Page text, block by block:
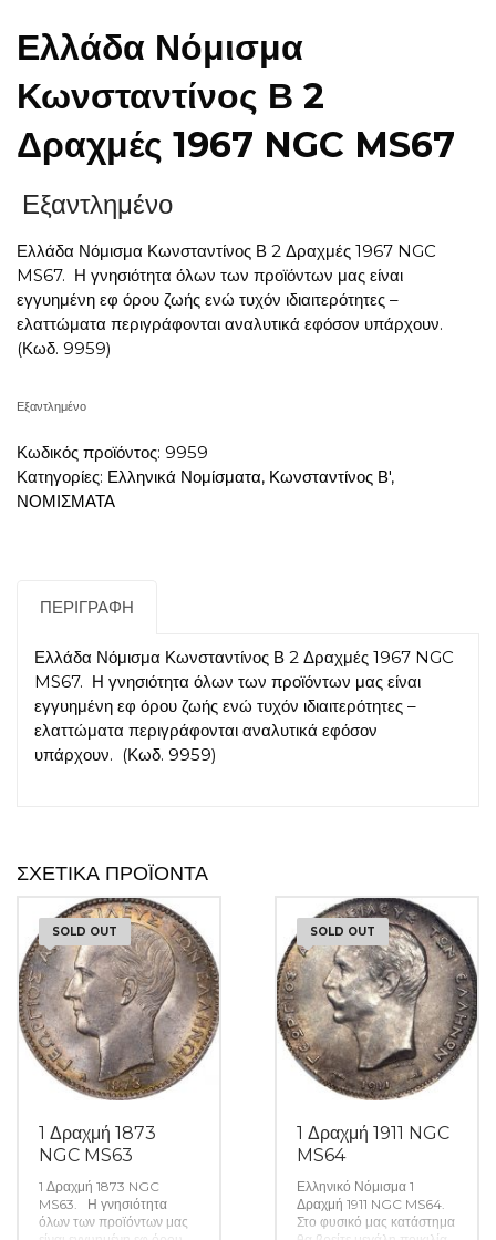
Ελλάδα Νόμισμα
Κωνσταντίνος Β 2
Δραχμές 1967 NGC MS67
Εξαντλημένο
Ελλάδα Νόμισμα Κωνσταντίνος Β 2 Δραχμές 1967 NGC
MS67. Η γνησιότητα όλων των προϊόντων μας είναι
εγγυημένη εφ όρου ζωής ενώ τυχόν ιδιαιτερότητες –
ελαττώματα περιγράφονται αναλυτικά εφόσον υπάρχουν.
(Κωδ. 9959)
Εξαντλημένο
Κωδικός προϊόντος: 9959
Κατηγορίες: Ελληνικά Νομίσματα, Κωνσταντίνος Β',
ΝΟΜΙΣΜΑΤΑ
ΠΕΡΙΓΡΑΦΉ
Ελλάδα Νόμισμα Κωνσταντίνος Β 2 Δραχμές 1967 NGC
MS67. Η γνησιότητα όλων των προϊόντων μας είναι
εγγυημένη εφ όρου ζωής ενώ τυχόν ιδιαιτερότητες –
ελαττώματα περιγράφονται αναλυτικά εφόσον
υπάρχουν. (Κωδ. 9959)
ΣΧΕΤΙΚΆ ΠΡΟΪΌΝΤΑ
SOLD OUT
1 Δραχμή 1873
NGC MS63
1 Δραχμή 1873 NGC
MS63. Η γνησιότητα
όλων των προϊόντων μας
SOLD OUT
1 Δραχμή 1911 NGC
MS64
Ελληνικό Νόμισμα 1
Δραχμή 1911 NGC MS64.
Στο φυσικό μας κατάστημα